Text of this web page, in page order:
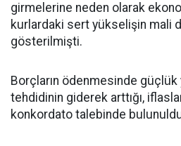
girmelerine neden olarak
kurlardaki sert yükselişin mali
gösterilmişti.
Borçların ödenmesinde güçlük
tehdidinin giderek arttığı,
konkordato talebinde